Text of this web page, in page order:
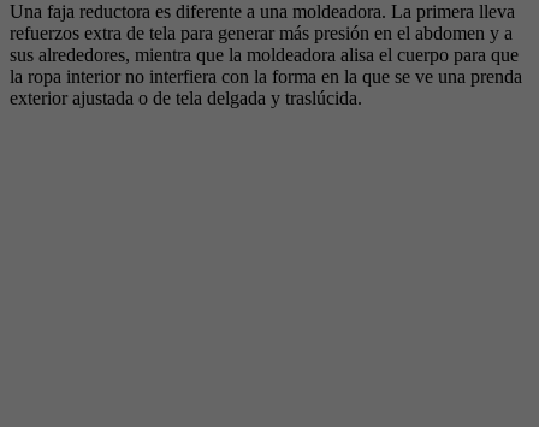
Una faja reductora es diferente a una moldeadora. La primera lleva
refuerzos extra de tela para generar más presión en el abdomen y a
sus alrededores, mientra que la moldeadora alisa el cuerpo para que
la ropa interior no interfiera con la forma en la que se ve una prenda
exterior ajustada o de tela delgada y traslúcida.